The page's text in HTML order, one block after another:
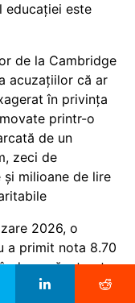
educației este
de la Cambridge
acuzațiilor că ar
în privința
printr-o
de un
zeci de
și milioane de lire
2026, o
a primit nota 8.70
am văzut nota
opri din plâns.